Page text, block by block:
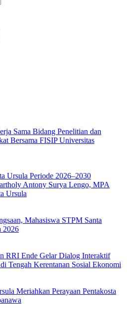
Sama Bidang Penelitian dan
Bersama FISIP Universitas
Ursula Periode 2026–2030
Antony Surya Lengo, MPA
Ursula
Mahasiswa STPM Santa
2026
RRI Ende Gelar Dialog Interaktif
Tengah Kerentanan Sosial Ekonomi
Meriahkan Perayaan Pentakosta